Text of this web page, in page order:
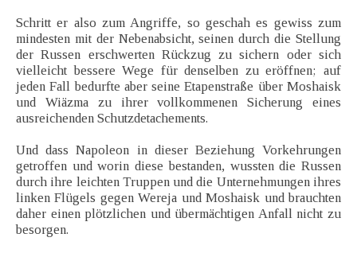
Schritt er also zum Angriffe, so geschah es gewiss zum
mindesten mit der Nebenabsicht, seinen durch die Stellung
der Russen erschwerten Rückzug zu sichern oder sich
vielleicht bessere Wege für denselben zu eröffnen; auf
jeden Fall bedurfte aber seine Etapenstraße über Moshaisk
und Wiäzma zu ihrer vollkommenen Sicherung eines
ausreichenden Schutzdetachements.
Und dass Napoleon in dieser Beziehung Vorkehrungen
getroffen und worin diese bestanden, wussten die Russen
durch ihre leichten Truppen und die Unternehmungen ihres
linken Flügels gegen Wereja und Moshaisk und brauchten
daher einen plötzlichen und übermächtigen Anfall nicht zu
besorgen.